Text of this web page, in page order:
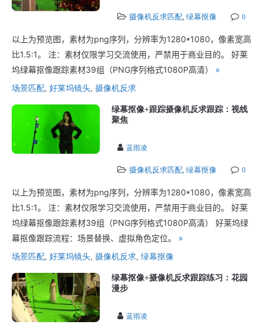
摄像机反求匹配, 绿幕抠像 0
以上为预览图，素材为png序列，分辨率为1280*1080，像素宽高
比1.5:1。 注：素材仅限学习交流使用，严禁用于商业目的。 好莱
坞绿幕抠像跟踪素材39组（PNG序列格式1080P高清） »
场景匹配, 好莱坞镜头, 摄像机反求
绿幕抠像+跟踪摄像机反求跟踪：视线
聚焦
蓝雨凌
摄像机反求匹配, 绿幕抠像 0
以上为预览图，素材为png序列，分辨率为1280*1080，像素宽高
比1.5:1。 注：素材仅限学习交流使用，严禁用于商业目的。 好莱
坞绿幕抠像跟踪素材39组（PNG序列格式1080P高清） 好莱坞绿
幕抠像跟踪流程：场景替换、虚拟角色定位。 »
场景匹配, 好莱坞镜头, 摄像机反求, 绿幕抠像
绿幕抠像+摄像机反求跟踪练习：花园
漫步
蓝雨凌